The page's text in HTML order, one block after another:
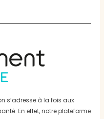
s’adresse à la fois aux
En effet, notre plateforme